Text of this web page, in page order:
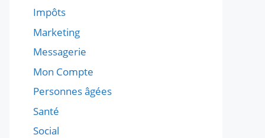
Impôts
Marketing
Messagerie
Mon Compte
Personnes âgées
Santé
Social